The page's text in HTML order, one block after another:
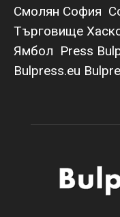
Смолян София
Търговище
Ямбол Press
Bulpress.eu